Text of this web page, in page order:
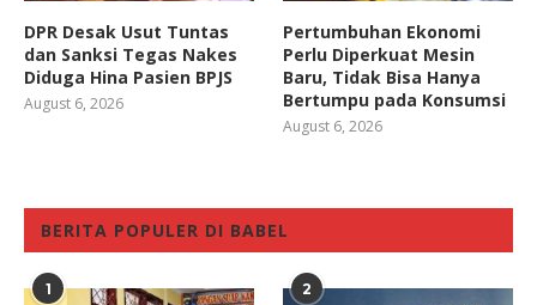
DPR Desak Usut Tuntas
dan Sanksi Tegas Nakes
Diduga Hina Pasien BPJS
August 6, 2026
Pertumbuhan Ekonomi
Perlu Diperkuat Mesin
Baru, Tidak Bisa Hanya
Bertumpu pada Konsumsi
August 6, 2026
BERITA POPULER DI BABEL
1 2